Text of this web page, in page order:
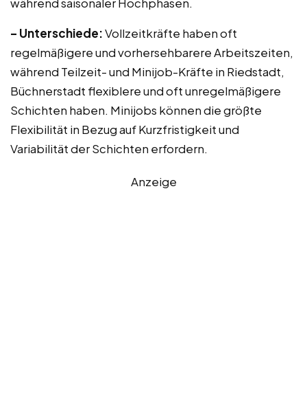
– Unterschiede:Vollzeitkräfte haben oft
regelmäßigere und vorhersehbarere Arbeitszeiten,
während Teilzeit- und Minijob-Kräfte in Riedstadt,
Büchnerstadt flexiblere und oft unregelmäßigere
Schichten haben. Minijobs können die größte
Flexibilität in Bezug auf Kurzfristigkeit und
Variabilität der Schichten erfordern.
Anzeige